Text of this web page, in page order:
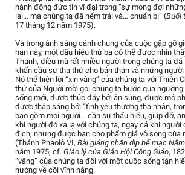
hành động đức tin vĩ đại trong “sự mong đợi
lai… mà chúng ta đã nếm trải và… chuẩn bị” (Buổi
17 tháng 12 năm 1975).
Và trong ánh sáng cánh chung của cuộc gặp gỡ
hạn này, một dấu hiệu thứ ba có thể được nhìn
Thánh, điều mà rất nhiều người trong chúng ta đã
khẩn cầu sự tha thứ cho bản thân và những
Nó thể hiện lời “xin vâng” của chúng ta với Thiên
thứ của Người mời gọi chúng ta bước qua
sống mới, được thúc đẩy bởi ân sủng, được mô
được thắp sáng bởi “tình yêu thương tha nhân,
bao gồm mọi người… cần sự thấu hiểu, giúp đỡ,
khi người đó xa lạ với chúng ta, ngay cả khi người
địch, nhưng được ban cho phẩm giá vô song của
(Thánh Phaolô VI, Bài giảng nhân dịp bế mạc
năm 1975; cf. Giáo lý của Giáo Hội Công Giáo,
“vâng” của chúng ta đối với một cuộc sống tận
hướng về cõi vĩnh hằng.